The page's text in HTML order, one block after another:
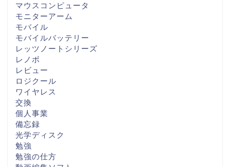
マウスコンピュータ
モニターアーム
モバイル
モバイルバッテリー
レッツノートシリーズ
レノボ
レビュー
ロジクール
ワイヤレス
交換
個人事業
備忘録
光学ディスク
勉強
勉強の仕方